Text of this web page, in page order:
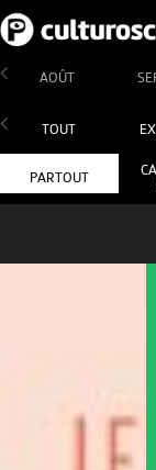
AOÛT
TOUT
PARTOUT